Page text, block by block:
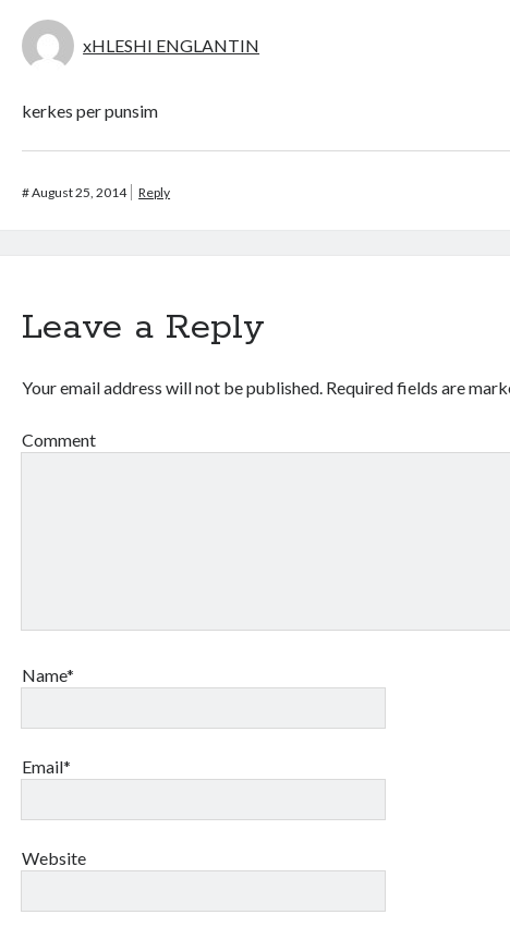
xHLESHI ENGLANTIN
kerkes per punsim
#August 25, 2014 Reply
Leave a Reply
Your email address will not be published. Required fields are
Comment
Name*
Email*
Website